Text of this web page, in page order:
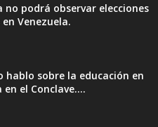
no podrá observar elecciones
Venezuela.
hablo sobre la educación en
el Conclave....